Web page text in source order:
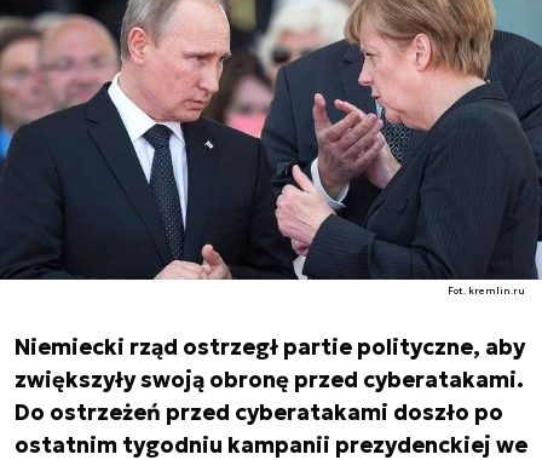
Fot. kremlin.ru
Niemiecki rząd ostrzegł partie polityczne, aby
zwiększyły swoją obronę przed cyberatakami.
Do ostrzeżeń przed cyberatakami doszło po
ostatnim tygodniu kampanii prezydenckiej we